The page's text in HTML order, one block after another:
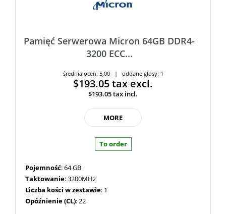
Pamięć Serwerowa Micron 64GB DDR4-
3200 ECC...
średnia ocen: 5,00 | oddane głosy: 1
$193.05tax excl.
$193.05tax incl.
MORE
To order
Pojemność: 64 GB
Taktowanie: 3200MHz
Liczba kości w zestawie: 1
Opóźnienie (CL): 22